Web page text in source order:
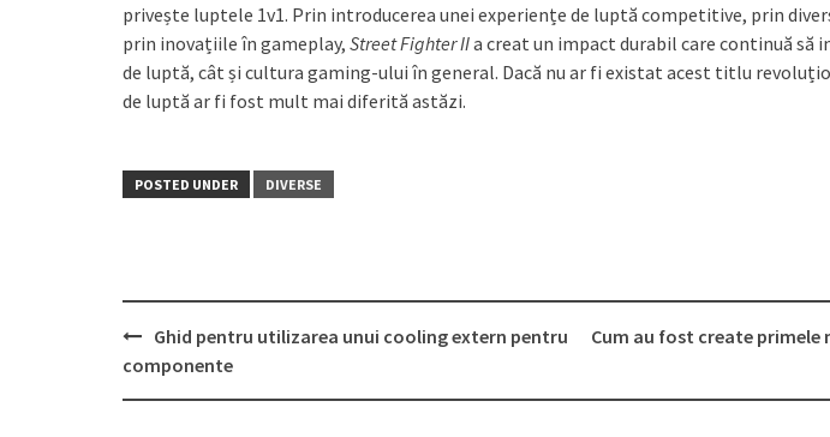
privește luptele 1v1. Prin introducerea unei experiențe de luptă competitive, prin
prin inovațiile în gameplay, Street Fighter IIa creat un impact durabil care continuă să
de luptă, cât și cultura gaming-ului în general. Dacă nu ar fi existat acest titlu
de luptă ar fi fost mult mai diferită astăzi.
POSTED UNDER DIVERSE
Post
navigation
Ghid pentru utilizarea unui cooling extern pentru
componente
Cum au fost create primele